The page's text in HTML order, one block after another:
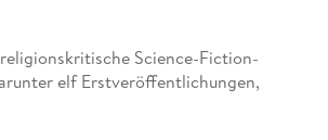
Science-Fiction-
elf Erstveröffentlichungen,